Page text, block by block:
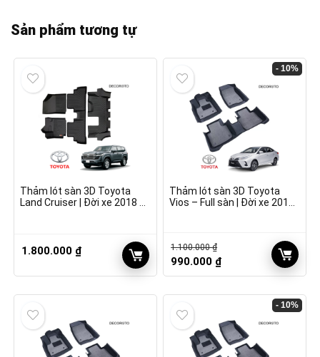
Sản phẩm tương tự
Thảm lót sàn 3D Toyota
Land Cruiser | Đời xe 2018 –
1.800.000 ₫
- 10%
Thảm lót sàn 3D Toyota
Vios – Full sàn | Đời xe 2018
1.100.000₫
Giá
gốc
990.000 ₫Giá
hiện
990.000 ₫.
- 10%